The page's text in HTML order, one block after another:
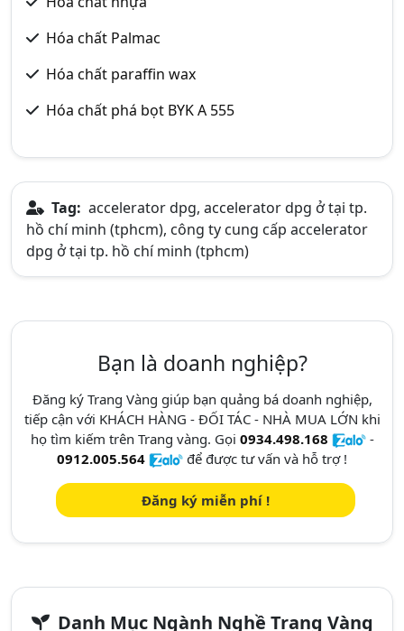
Hóa chất Palmac
Hóa chất paraffin wax
Hóa chất phá bọt BYK A 555
Tag: accelerator dpg, accelerator dpg ở tại tp.
hồ chí minh (tphcm), công ty cung cấp accelerator
dpg ở tại tp. hồ chí minh (tphcm)
Bạn là doanh nghiệp?
Đăng ký Trang Vàng giúp bạn quảng bá doanh nghiệp,
tiếp cận với KHÁCH HÀNG - ĐỐI TÁC - NHÀ MUA LỚN khi
họ tìm kiếm trên Trang vàng. Gọi 0934.498.168
-
0912.005.564
để được tư vấn và hỗ trợ !
Đăng ký miễn phí !
Danh Mục Ngành Nghề Trang Vàng